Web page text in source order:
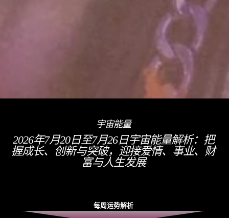
宇宙能量
2026年7月20日至7月26日宇宙能量解析：把
握成长、创新与突破，迎接爱情、事业、财
富与人生发展
每周运势解析